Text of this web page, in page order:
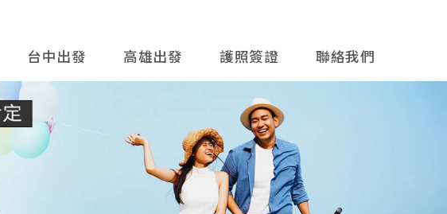
台中出發 高雄出發 護照簽證 聯絡我們